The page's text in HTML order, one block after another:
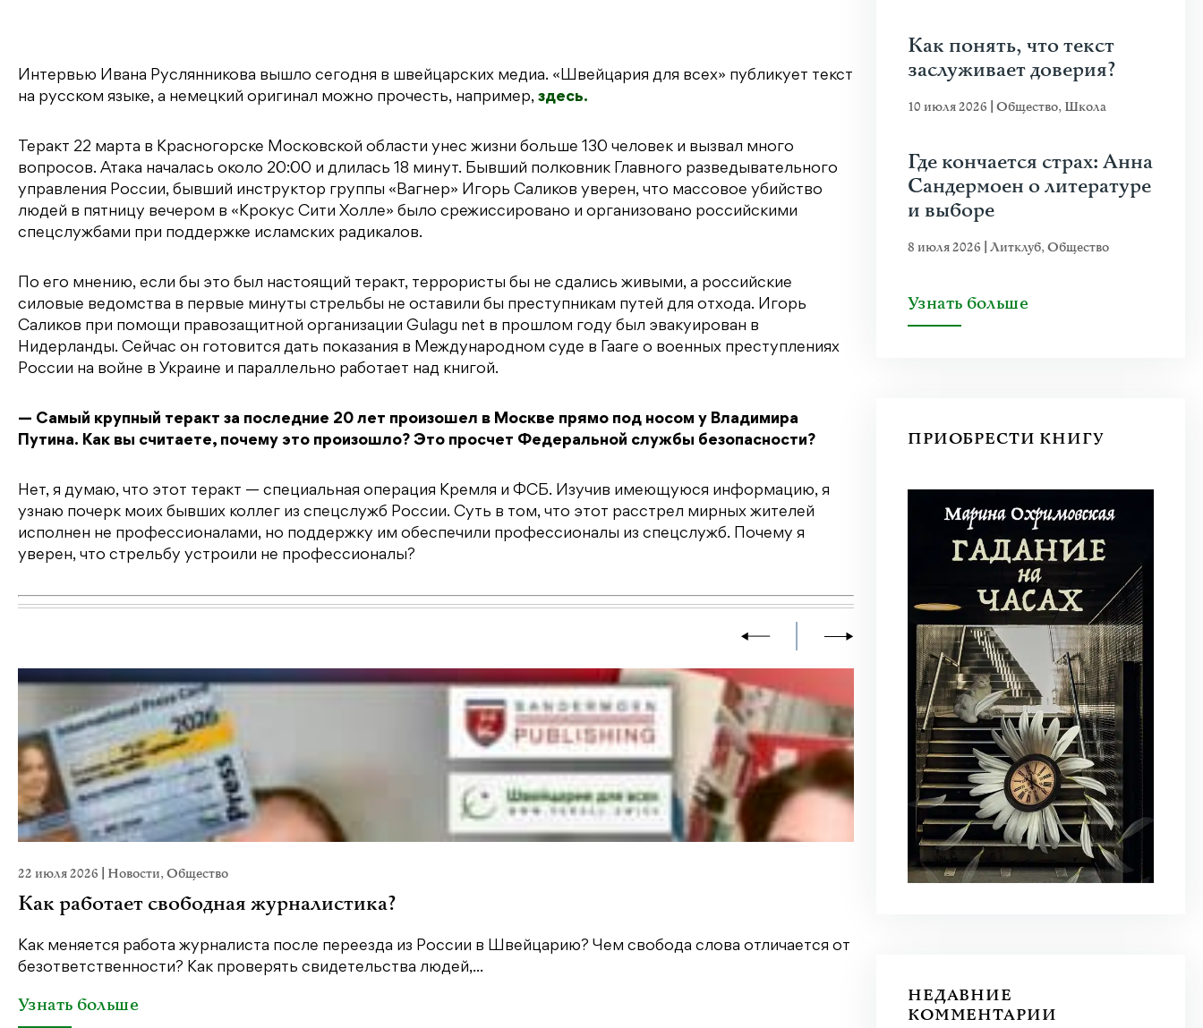
Интервью Ивана Руслянникова вышло сегодня в швейцарских медиа. «Швейцария для всех» публикует текст
на русском языке, а немецкий оригинал можно прочесть, например, здесь.
Теракт 22 марта в Красногорске Московской области унес жизни больше 130 человек и вызвал много
вопросов. Атака началась около 20:00 и длилась 18 минут. Бывший полковник Главного разведывательного
управления России, бывший инструктор группы «Вагнер» Игорь Саликов уверен, что массовое убийство
людей в пятницу вечером в «Крокус Сити Холле» было срежиссировано и организовано российскими
спецслужбами при поддержке исламских радикалов.
По его мнению, если бы это был настоящий теракт, террористы бы не сдались живыми, а российские
силовые ведомства в первые минуты стрельбы не оставили бы преступникам путей для отхода. Игорь
Саликов при помощи правозащитной организации Gulagu net в прошлом году был эвакуирован в
Нидерланды. Сейчас он готовится дать показания в Международном суде в Гааге о военных преступлениях
России на войне в Украине и параллельно работает над книгой.
— Самый крупный теракт за последние 20 лет произошел в Москве прямо под носом у Владимира
Путина. Как вы считаете, почему это произошло? Это просчет Федеральной службы безопасности?
Нет, я думаю, что этот теракт — специальная операция Кремля и ФСБ. Изучив имеющуюся информацию, я
узнаю почерк моих бывших коллег из спецслужб России. Суть в том, что этот расстрел мирных жителей
исполнен не профессионалами, но поддержку им обеспечили профессионалы из спецслужб. Почему я
уверен, что стрельбу устроили не профессионалы?
22 июля 2026 Новости,Общество
Как работает свободная журналистика?
Как меняется работа журналиста после переезда из России в Швейцарию? Чем свобода слова отличается от
безответственности? Как проверять свидетельства людей,...
Узнать больше
20 июля 2026|Новости,Общество
Узнать больше
Как понять, что текст
заслуживает доверия?
10 июля 2026 Общество, Школа
Где кончается страх: Анна
Сандермоен о литературе
и выборе
8 июля 2026 Литклуб,Общество
Узнать больше
ПРИОБРЕСТИ КНИГУ
НЕДАВНИЕ
КОММЕНТАРИИ